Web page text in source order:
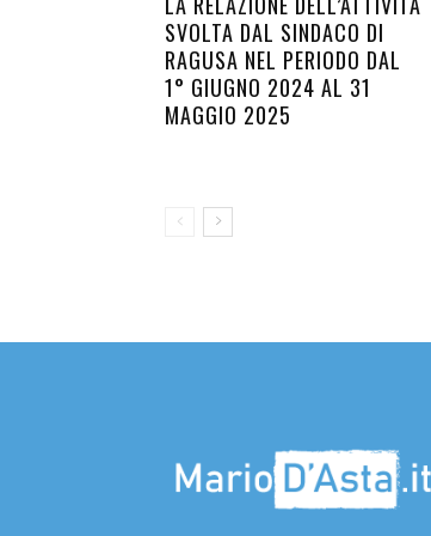
SVOLTA DAL SINDACO DI
RAGUSA NEL PERIODO DAL
1° GIUGNO 2024 AL 31
MAGGIO 2025